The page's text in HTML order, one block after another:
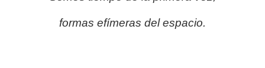
formas efímeras del espacio.